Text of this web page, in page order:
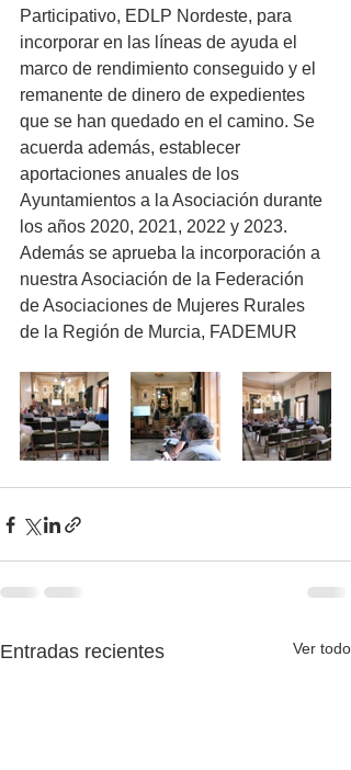
Participativo, EDLP Nordeste, para
incorporar en las líneas de ayuda el
marco de rendimiento conseguido y el
remanente de dinero de expedientes
que se han quedado en el camino. Se
acuerda además, establecer
aportaciones anuales de los
Ayuntamientos a la Asociación durante
los años 2020, 2021, 2022 y 2023.
Además se aprueba la incorporación a
nuestra Asociación de la Federación
de Asociaciones de Mujeres Rurales
de la Región de Murcia, FADEMUR
Entradas recientes Ver todo